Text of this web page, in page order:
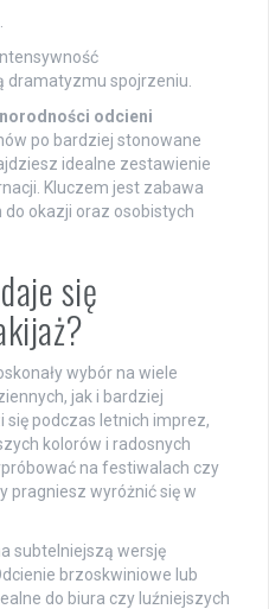
dramatyzmu spojrzeniu.
odcieni
po bardziej stonowane
idealne zestawienie
Kluczem jest zabawa
okazji oraz osobistych
się
wybór na wiele
jak i bardziej
podczas letnich imprez,
kolorów i radosnych
na festiwalach czy
pragniesz wyróżnić się w
subtelniejszą wersję
brzoskwiniowe lub
do biura czy luźniejszych